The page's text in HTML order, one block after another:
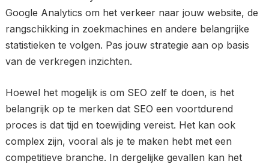
Google Analytics om het verkeer naar jouw website, de
rangschikking in zoekmachines en andere belangrijke
statistieken te volgen. Pas jouw strategie aan op basis
van de verkregen inzichten.
Hoewel het mogelijk is om SEO zelf te doen, is het
belangrijk op te merken dat SEO een voortdurend
proces is dat tijd en toewijding vereist. Het kan ook
complex zijn, vooral als je te maken hebt met een
competitieve branche. In dergelijke gevallen kan het